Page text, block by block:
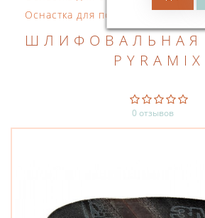
Оснастка для полировальной
ШЛИФОВАЛЬНАЯ
PYRAMIX
0 отзывов